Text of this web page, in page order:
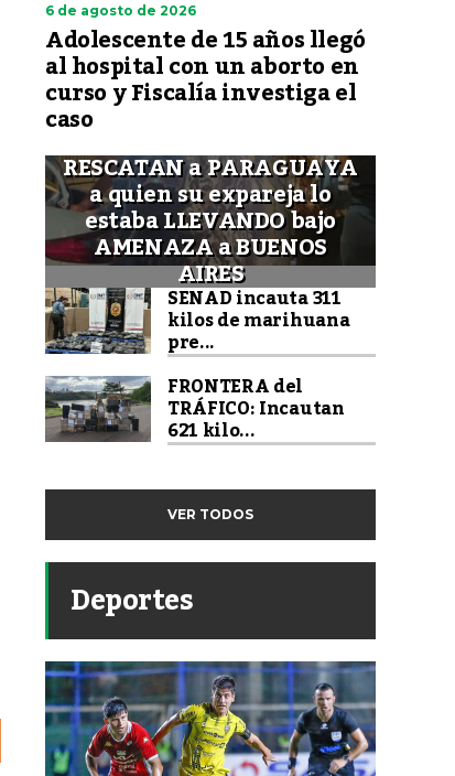
6 de agosto de 2026
Adolescente de 15 años llegó
al hospital con un aborto en
curso y Fiscalía investiga el
caso
RESCATAN a PARAGUAYA
a quien su expareja lo
estaba LLEVANDO bajo
AMENAZA a BUENOS
AIRES
SENAD incauta 311
kilos de marihuana
pre...
FRONTERA del
TRÁFICO: Incautan
621 kilo...
VER TODOS
Deportes